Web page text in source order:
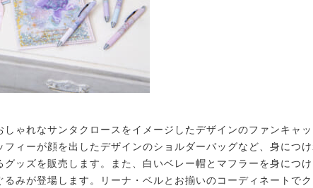
ゃれなサンタクロースをイメージしたデザインのファンキャ
ィーが顔を出したデザインのショルダーバッグなど、身につ
ッズを販売します。また、白いベレー帽とマフラーを身につけ
るみが登場します。リーナ・ベルとお揃いのコーディネートでク